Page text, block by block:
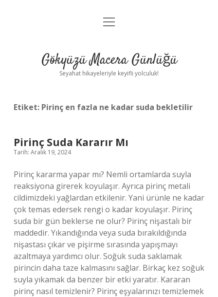
Anasayfa
Yasal Uyarı
menüyü
Gökyüzü Macera Günlüğü
Seyahat hikayeleriyle keyifli yolculuk!
Etiket: Pirinç en fazla ne kadar suda bekletilir
Pirinç Suda Kararır Mı
Tarih: Aralık 19, 2024
Pirinç kararma yapar mı? Nemli ortamlarda suyla
reaksiyona girerek koyulaşır. Ayrıca pirinç metali
cildimizdeki yağlardan etkilenir. Yani ürünle ne kadar
çok temas edersek rengi o kadar koyulaşır. Pirinç
suda bir gün beklerse ne olur? Pirinç nişastalı bir
maddedir. Yıkandığında veya suda bırakıldığında
nişastası çıkar ve pişirme sırasında yapışmayı
azaltmaya yardımcı olur. Soğuk suda saklamak
pirincin daha taze kalmasını sağlar. Birkaç kez soğuk
suyla yıkamak da benzer bir etki yaratır. Kararan
pirinç nasıl temizlenir? Pirinç eşyalarınızı temizlemek